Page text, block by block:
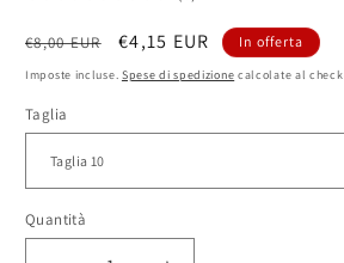
Prezzo
di
€8,00 EUR
Prezzo
scontato
€4,15 EUR In offerta
Imposte incluse. Spese di spedizione calcolate al
Taglia
Quantità
Quantità